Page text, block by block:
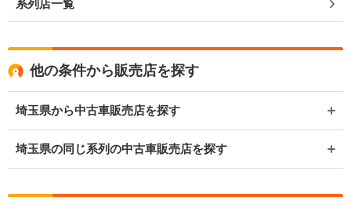
系列店一覧
他の条件から販売店を探す
埼玉県から中古車販売店を探す
埼玉県の同じ系列の中古車販売店を探す